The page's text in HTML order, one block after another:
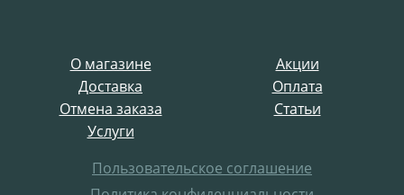
О магазине
Акции
Доставка
Оплата
Отмена заказа
Статьи
Услуги
Пользовательское соглашение